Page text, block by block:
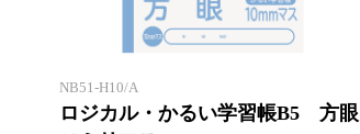
「エアー用紙」を使用したロジカ
NB51-H10/A
ロジカル・かるい学習帳B5 方眼